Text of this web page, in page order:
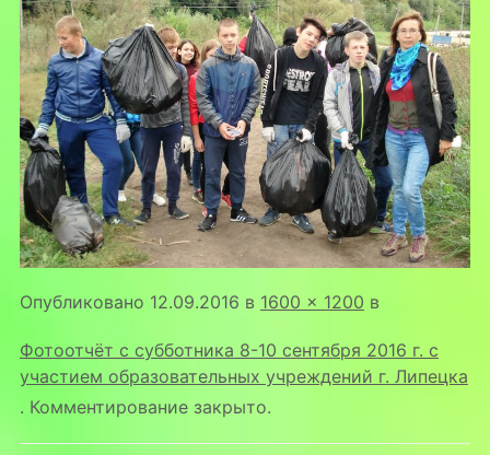
Опубликовано 12.09.2016 в 1600 × 1200 в
Фотоотчёт с субботника 8-10 сентября 2016 г. с
участием образовательных учреждений г. Липецка
. Комментирование закрыто.